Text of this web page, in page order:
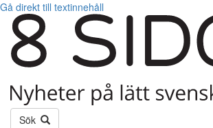
Gå direkt till textinnehåll
Sök